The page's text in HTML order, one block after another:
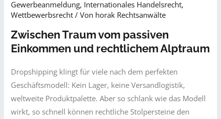
Gewerbeanmeldung, Internationales Handelsrecht,
Wettbewerbsrecht​ / Von horak Rechtsanwälte
Zwischen Traum vom passiven
Einkommen und rechtlichem Alptraum
Dropshipping klingt für viele nach dem perfekten
Geschäftsmodell: Kein Lager, keine Versandlogistik,
weltweite Produktpalette. Aber so schlank wie das Modell
wirkt, so schnell können rechtliche Stolpersteine den